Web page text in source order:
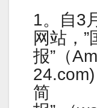
1。自3
网站，
报”（
简